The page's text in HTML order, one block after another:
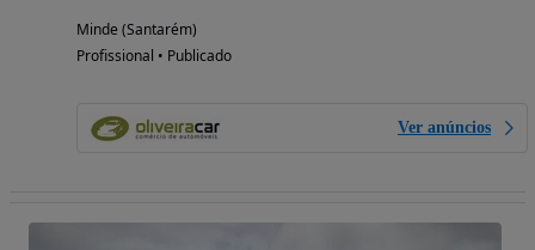
Minde (Santarém)
Profissional • Publicado
Ver anúncios